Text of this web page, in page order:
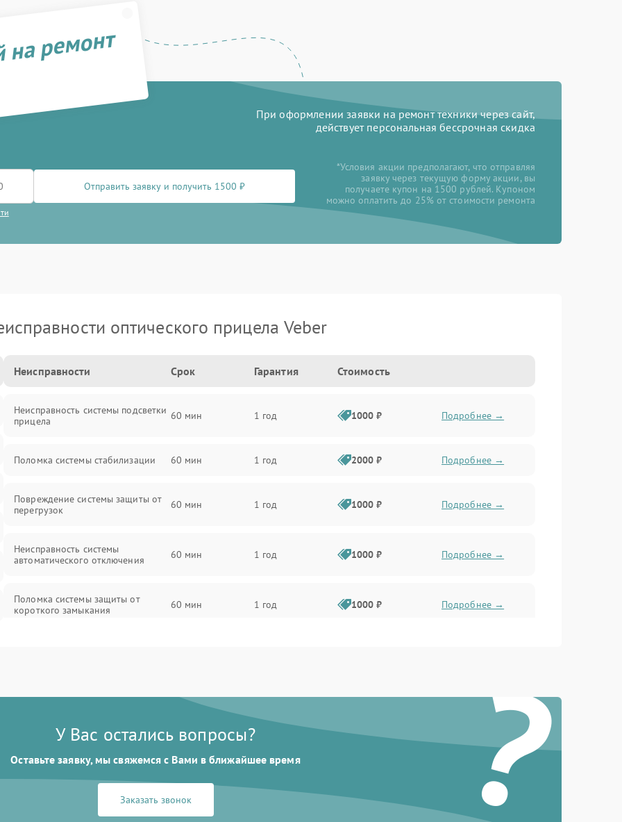
ремонт
При оформлении заявки на ремонт техники через сайт,
действует персональная бессрочная скидка
Отправить заявку и получить 1500 ₽
*Условия акции предполагают, что отправляя
заявку через текущую форму акции, вы
получаете купон на 1500 рублей. Купоном
можно оплатить до 25% от стоимости ремонта
оптического прицела Veber
Неисправности Срок Гарантия Стоимость
Неисправность системы подсветки
прицела
60 мин 1 год 1000 ₽ Подробнее →
Поломка системы стабилизации 60 мин 1 год 2000 ₽ Подробнее →
Повреждение системы защиты от
перегрузок
60 мин 1 год 1000 ₽ Подробнее →
Неисправность системы
автоматического отключения
60 мин 1 год 1000 ₽ Подробнее →
Поломка системы защиты от
короткого замыкания
60 мин 1 год 1000 ₽ Подробнее →
Неисправность системы защиты от
60 мин Подробнее →
замыкания
60 мин Подробнее →
Неисправность системы защиты от 60 мин 1000 ₽ Подробнее →
?
У Вас остались вопросы?
Оставьте заявку, мы свяжемся с Вами в ближайшее время
Заказать звонок